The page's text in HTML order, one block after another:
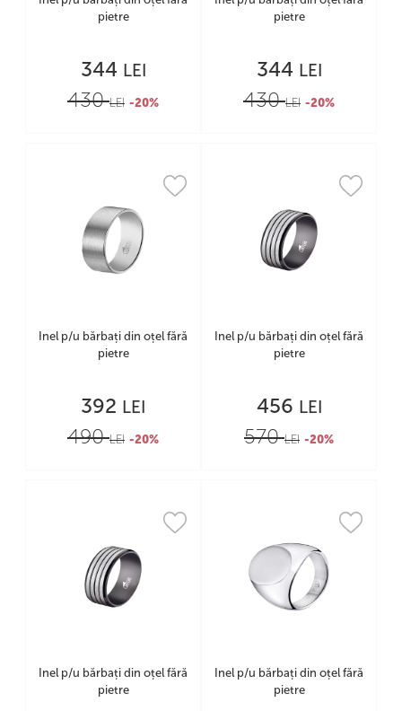
pietre
344 LEI
430LEI -20%
pietre
344 LEI
430LEI -20%
Inel p/u bărbați din oțel fără
pietre
392 LEI
490LEI -20%
Inel p/u bărbați din oțel fără
pietre
456 LEI
570LEI -20%
Inel p/u bărbați din oțel fără
pietre
Inel p/u bărbați din oțel fără
pietre